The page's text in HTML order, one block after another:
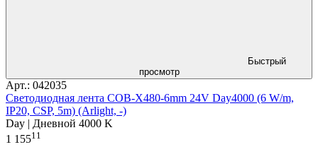
Быстрый
просмотр
Арт.: 042035
Светодиодная лента COB-X480-6mm 24V Day4000 (6 W/m,
IP20, CSP, 5m) (Arlight, -)
Day | Дневной 4000 K
1 15511